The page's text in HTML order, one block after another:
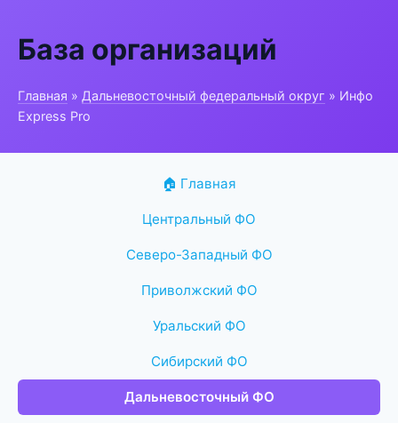
База организаций
Главная » Дальневосточный федеральный округ » Инфо
Express Pro
🏠 Главная
Центральный ФО
Северо-Западный ФО
Приволжский ФО
Уральский ФО
Сибирский ФО
Дальневосточный ФО